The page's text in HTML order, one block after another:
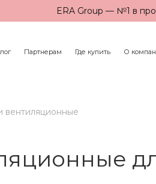
ERA Group — №1 в
Партнерам Где купить О
вентиляционные